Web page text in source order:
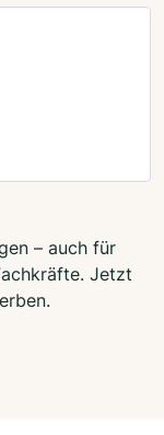
– auch für
Jetzt